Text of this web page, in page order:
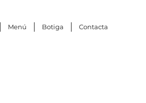
Menú Botiga Contacta